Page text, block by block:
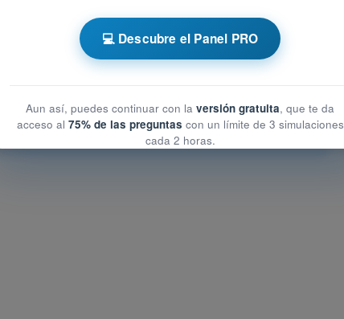
- Test Piloto Ultraligero
💻 Descubre el Panel PRO
Aun así, puedes continuar con la versión gratuita, que te da
acceso al 75% de las preguntas con un límite de 3 simulaciones
cada 2 horas.